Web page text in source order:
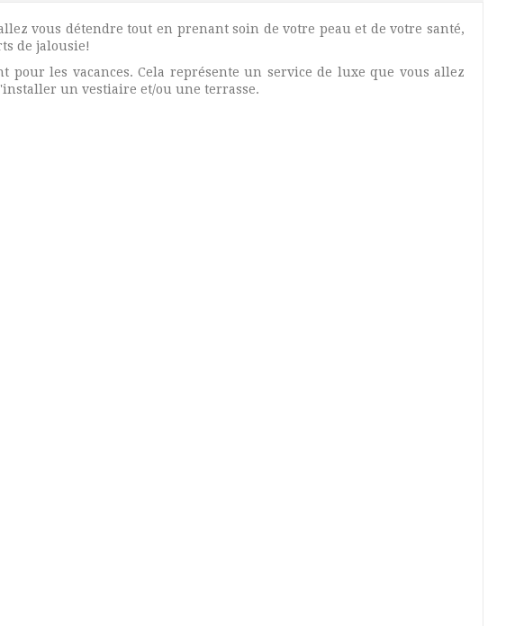
vous détendre tout en prenant soin de votre peau et de votre santé,
de jalousie!
les vacances. Cela représente un service de luxe que vous allez
un vestiaire et/ou une terrasse.